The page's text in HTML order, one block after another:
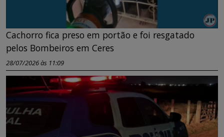
Cachorro fica preso em portão e foi resgatado
pelos Bombeiros em Ceres
28/07/2026 às 11:09